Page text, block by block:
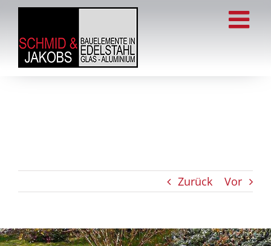
Zum
springen
Zurück Vor